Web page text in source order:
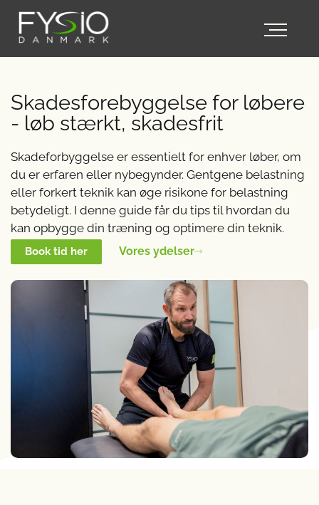
Skadesforebyggelse for løbere
- løb stærkt, skadesfrit
Skadeforbyggelse er essentielt for enhver løber, om
du er erfaren eller nybegynder. Gentgene belastning
eller forkert teknik kan øge risikone for belastning
betydeligt. I denne guide får du tips til hvordan du
kan opbygge din træning og optimere din teknik.
Book tid her Vores ydelser